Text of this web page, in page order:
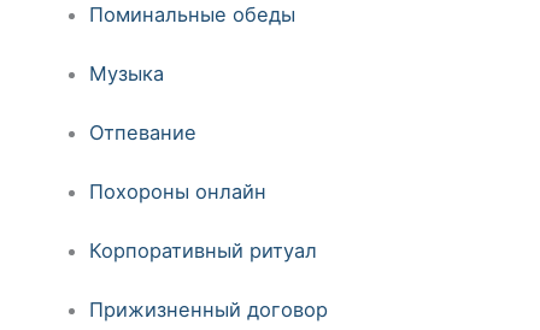
Поминальные обеды
Музыка
Отпевание
Похороны онлайн
Корпоративный ритуал
Прижизненный договор